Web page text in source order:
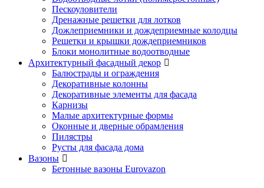
Пескоуловители
Дренажные решетки для лотков
Дожлеприемники и дождеприемные колодцы
Решетки и крышки дождеприемников
Блоки монолитные водоотводные
Архитектурный фасадный декор
Балюстрады и ограждения
Декоративные колонны
Декоративные элементы для фасада
Карнизы
Малые архитектурные формы
Оконные и дверные обрамления
Пилястры
Русты для фасада дома
Вазоны
Бетонные вазоны Eurovazon